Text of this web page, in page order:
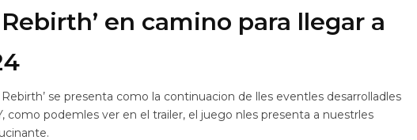
en camino para llegar a
se presenta como la continuacion de lles eventles desarrolladles
como podemles ver en el trailer, el juego nles presenta a nuestrles